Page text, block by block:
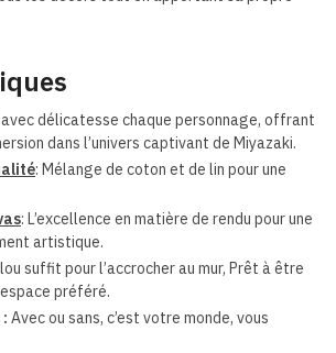
délicatesse chaque personnage, offrant
dans l’univers captivant de Miyazaki.
: Mélange de coton et de lin pour une
: L’excellence en matière de rendu pour une
artistique.
suffit pour l’accrocher au mur, Prêt à être
préféré.
: Avec ou sans, c’est votre monde, vous